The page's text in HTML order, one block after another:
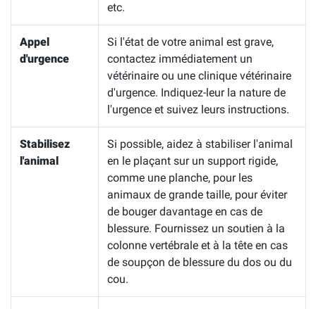
etc.
Appel
d'urgence
Si l'état de votre animal est grave,
contactez immédiatement un
vétérinaire ou une clinique vétérinaire
d'urgence. Indiquez-leur la nature de
l'urgence et suivez leurs instructions.
Stabilisez
l'animal
Si possible, aidez à stabiliser l'animal
en le plaçant sur un support rigide,
comme une planche, pour les
animaux de grande taille, pour éviter
de bouger davantage en cas de
blessure. Fournissez un soutien à la
colonne vertébrale et à la tête en cas
de soupçon de blessure du dos ou du
cou.